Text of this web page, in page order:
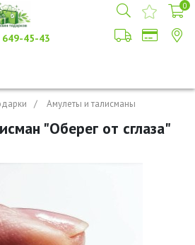
649-45-43
0
Амулеты и талисманы
"Оберег от сглаза"